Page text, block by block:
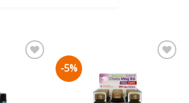
vēlmju
-5%
sarakstam